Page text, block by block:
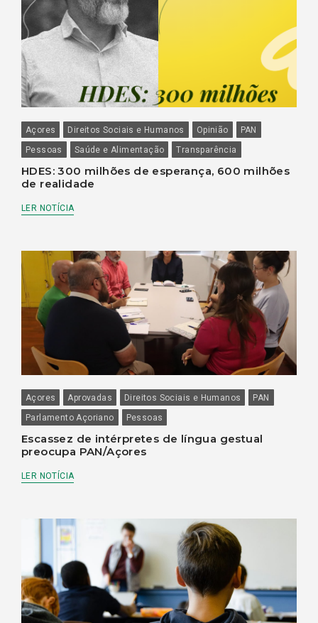
Açores Direitos Sociais e Humanos Opinião
PAN
Pessoas
Saúde e Alimentação Transparência
HDES: 300 milhões de esperança, 600 milhões
de realidade
LER NOTÍCIA
Açores Aprovadas Direitos Sociais e Humanos
PAN
Parlamento Açoriano
Pessoas
Escassez de intérpretes de língua gestual
preocupa PAN/Açores
LER NOTÍCIA